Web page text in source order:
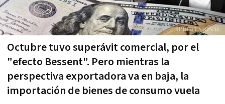
Octubre tuvo superávit comercial, por el
"efecto Bessent". Pero mientras la
perspectiva exportadora va en baja, la
importación de bienes de consumo vuela